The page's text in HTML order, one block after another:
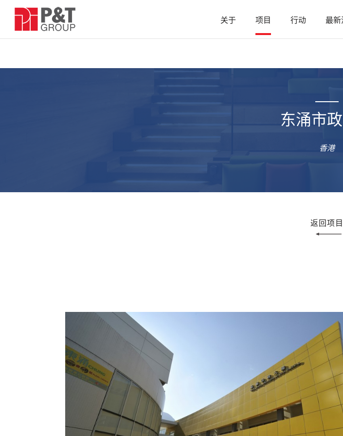
关于 项目 行动 最新
东涌市
香港
返回项目